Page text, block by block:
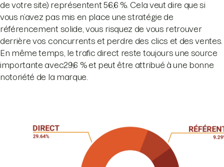
de votre site) représentent 56,6 %. Cela veut dire que si
vous n’avez pas mis en place une stratégie de
référencement solide, vous risquez de vous retrouver
derrière vos concurrents et perdre des clics et des ventes.
En même temps, le trafic direct reste toujours une source
importante avec29,6 % et peut être attribué à une bonne
notoriété de la marque.